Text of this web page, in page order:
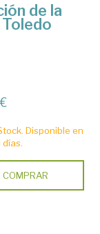
de la
Disponible en
días.
COMPRAR